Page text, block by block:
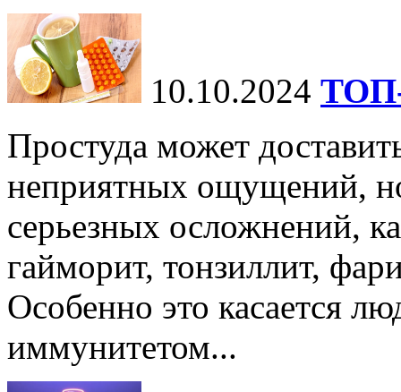
10.10.2024 ТОП-
Простуда может
неприятных ощущений,
серьезных осложнений,
гайморит, тонзиллит,
Особенно это касается
иммунитетом...